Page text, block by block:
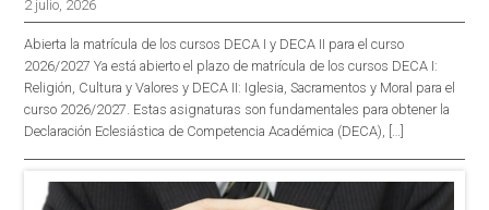
2 julio, 2026
Abierta la matrícula de los cursos DECA I y DECA II para el curso
2026/2027 Ya está abierto el plazo de matrícula de los cursos DECA I:
Religión, Cultura y Valores y DECA II: Iglesia, Sacramentos y Moral para el
curso 2026/2027. Estas asignaturas son fundamentales para obtener la
Declaración Eclesiástica de Competencia Académica (DECA), […]